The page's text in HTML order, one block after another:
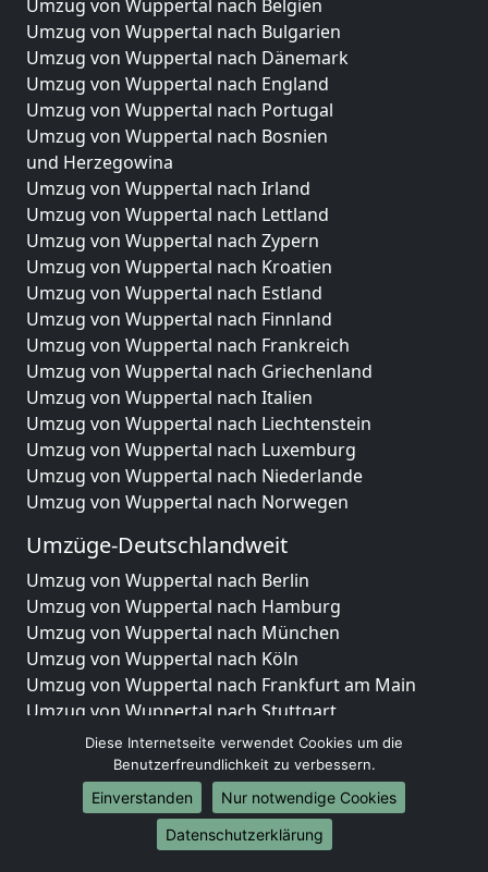
Umzug von Wuppertal nach Belgien
Umzug von Wuppertal nach Bulgarien
Umzug von Wuppertal nach Dänemark
Umzug von Wuppertal nach England
Umzug von Wuppertal nach Portugal
Umzug von Wuppertal nach Bosnien
und Herzegowina
Umzug von Wuppertal nach Irland
Umzug von Wuppertal nach Lettland
Umzug von Wuppertal nach Zypern
Umzug von Wuppertal nach Kroatien
Umzug von Wuppertal nach Estland
Umzug von Wuppertal nach Finnland
Umzug von Wuppertal nach Frankreich
Umzug von Wuppertal nach Griechenland
Umzug von Wuppertal nach Italien
Umzug von Wuppertal nach Liechtenstein
Umzug von Wuppertal nach Luxemburg
Umzug von Wuppertal nach Niederlande
Umzug von Wuppertal nach Norwegen
Umzüge-Deutschlandweit
Umzug von Wuppertal nach Berlin
Umzug von Wuppertal nach Hamburg
Umzug von Wuppertal nach München
Umzug von Wuppertal nach Köln
Umzug von Wuppertal nach Frankfurt am Main
Umzug von Wuppertal nach Stuttgart
Umzug von Wuppertal nach Düsseldorf
Umzug von Wuppertal nach Leipzig
Umzug von Wuppertal nach Dortmund
Umzug von Wuppertal nach Essen
Umzug von Wuppertal nach Bremen
Diese Internetseite verwendet Cookies um die
Benutzerfreundlichkeit zu verbessern.
Einverstanden
Nur notwendige Cookies
Datenschutzerklärung